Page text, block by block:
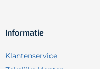
Informatie
Klantenservice